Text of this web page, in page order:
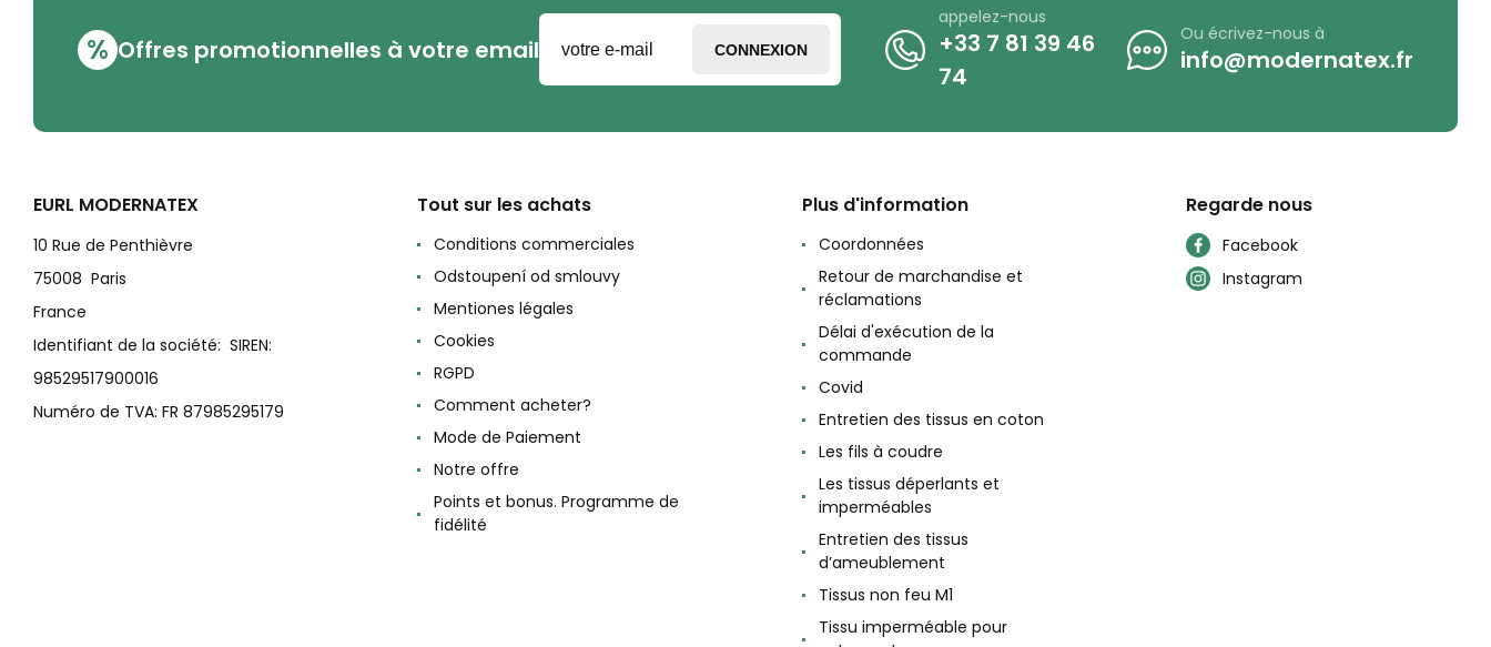
% Offres promotionnelles à votre email CONNEXION
appelez-nous
+33 7 81 39 46
74
Ou écrivez-nous à
info@modernatex.fr
EURL MODERNATEX
10 Rue de Penthièvre
75008 Paris
France
Identifiant de la société: SIREN:
98529517900016
Numéro de TVA: FR 87985295179
Tout sur les achats
Conditions commerciales
Odstoupení od smlouvy
Mentiones légales
Cookies
RGPD
Comment acheter?
Mode de Paiement
Notre offre
Points et bonus. Programme de
fidélité
Plus d'information
Coordonnées
Retour de marchandise et
réclamations
Délai d'exécution de la
commande
Covid
Entretien des tissus en coton
Les fils à coudre
Les tissus déperlants et
imperméables
Entretien des tissus
d’ameublement
Tissus non feu M1
Tissu imperméable pour
Regarde nous
Facebook
Instagram